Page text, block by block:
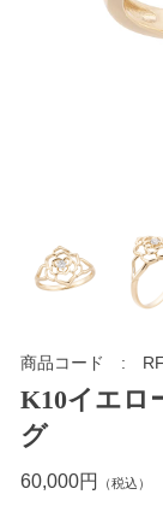
商品コード
K10イエロ
グ
60,000円 （税込）